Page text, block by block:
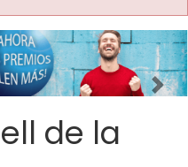
de la